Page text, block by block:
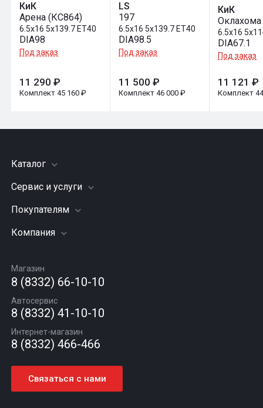
КиК
Арена (КС864)
6.5x16 5x139.7 ET40
DIA98
Под заказ
11 290 ₽
Комплект 45 160 ₽
LS
197
6.5x16 5x139.7 ET40
DIA98.5
Под заказ
11 500 ₽
Комплект 46 000 ₽
КиК
6.5x16
DIA67.1
Под заказ
11 121 ₽
Комплект
Каталог
Шины
Грузовые шины
Диски
Автомасла
Сервис и услуги
Заправка кондиционера
Подвеска (ходовая часть)
Шиномонтаж
Покупателям
Акции
Гарантии и возврат
Компания
Вакансии
Новости
Статьи
Контакты
Магазин
8 (8332) 66-10-10
Автосервис
8 (8332) 41-10-10
Интернет-магазин
8 (8332) 466-466
Связаться с нами